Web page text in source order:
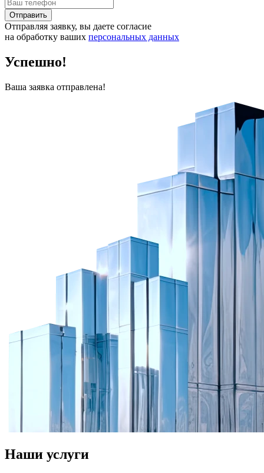
Отправить
Отправляя заявку, вы даете согласие
на обработку ваших персональных данных
Успешно!
Ваша заявка отправлена!
Наши услуги